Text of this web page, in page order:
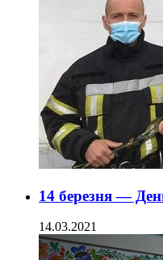
14 березня —
14.03.2021